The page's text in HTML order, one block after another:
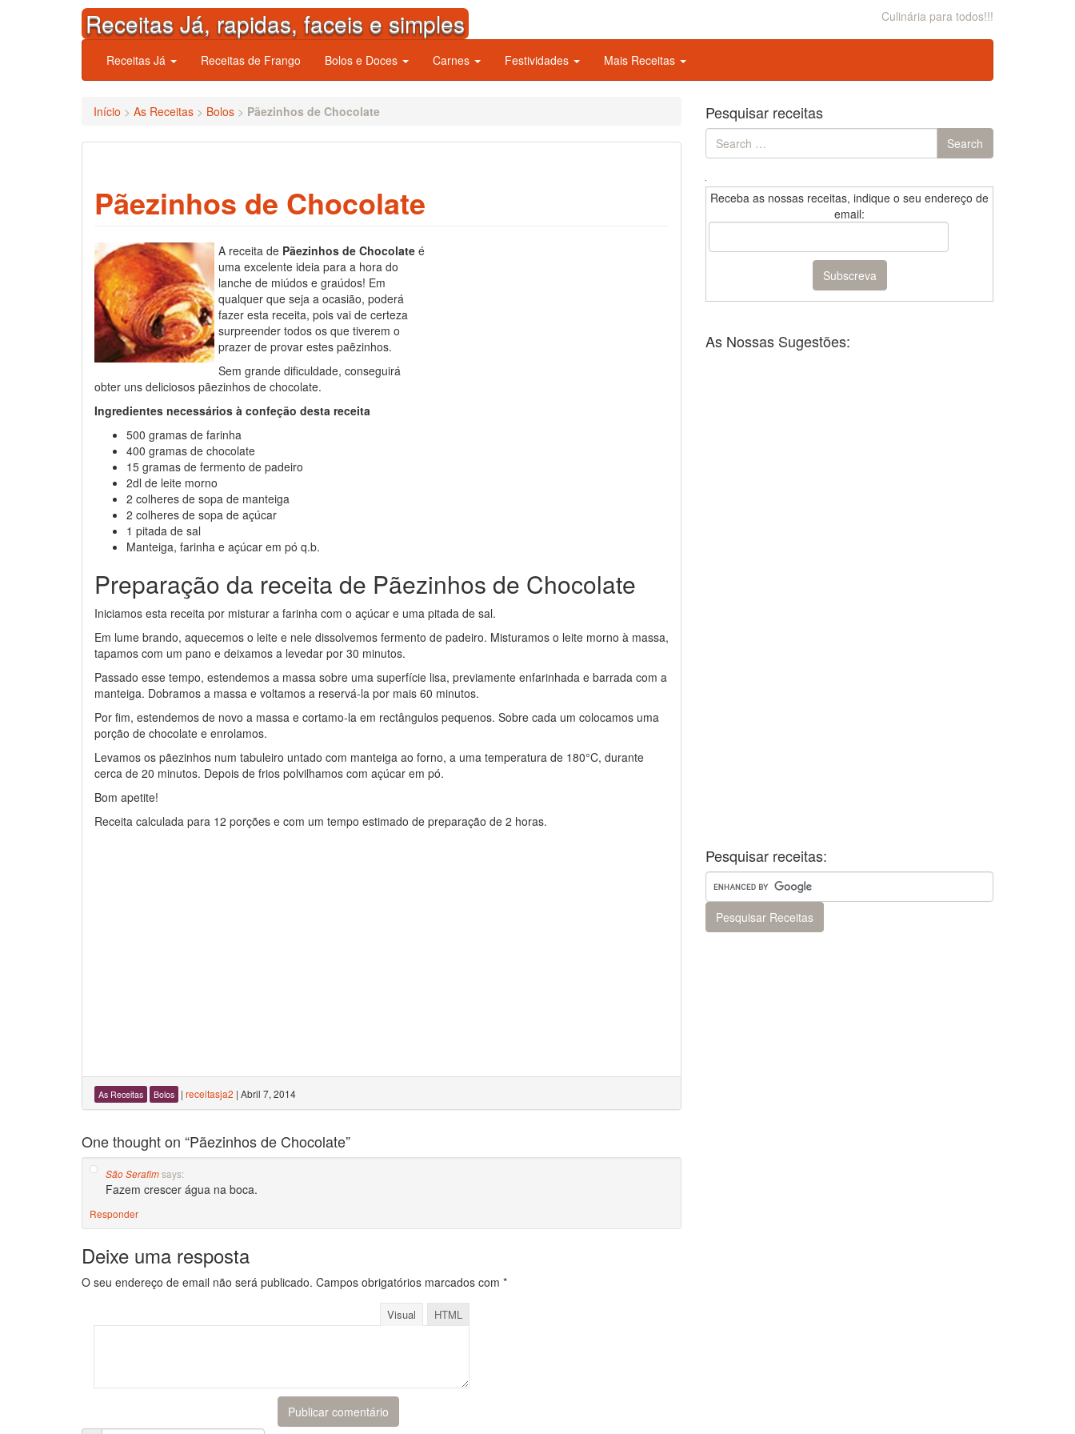
Receitas Já, rapidas, faceis e simples Culinária para todos!!!
Receitas Já Receitas de Frango Bolos e Doces Carnes Festividades Mais Receitas
Início > As Receitas > Bolos > Pãezinhos de Chocolate
Pãezinhos de Chocolate
A receita de Pãezinhos de Chocolate é
uma excelente ideia para a hora do
lanche de miúdos e graúdos! Em
qualquer que seja a ocasião, poderá
fazer esta receita, pois vai de certeza
surpreender todos os que tiverem o
prazer de provar estes paẽzinhos.
Sem grande dificuldade, conseguirá
obter uns deliciosos pãezinhos de chocolate.
Ingredientes necessários à confeção desta receita
500 gramas de farinha
400 gramas de chocolate
15 gramas de fermento de padeiro
2dl de leite morno
2 colheres de sopa de manteiga
2 colheres de sopa de açúcar
1 pitada de sal
Manteiga, farinha e açúcar em pó q.b.
Preparação da receita de Pãezinhos de Chocolate
Iniciamos esta receita por misturar a farinha com o açúcar e uma pitada de sal.
Em lume brando, aquecemos o leite e nele dissolvemos fermento de padeiro. Misturamos o leite morno à massa,
tapamos com um pano e deixamos a levedar por 30 minutos.
Passado esse tempo, estendemos a massa sobre uma superfície lisa, previamente enfarinhada e barrada com a
manteiga. Dobramos a massa e voltamos a reservá-la por mais 60 minutos.
Por fim, estendemos de novo a massa e cortamo-la em rectângulos pequenos. Sobre cada um colocamos uma
porção de chocolate e enrolamos.
Levamos os pãezinhos num tabuleiro untado com manteiga ao forno, a uma temperatura de 180°C, durante
cerca de 20 minutos. Depois de frios polvilhamos com açúcar em pó.
Bom apetite!
Receita calculada para 12 porções e com um tempo estimado de preparação de 2 horas.
As Receitas Bolos | receitasja2 | Abril 7, 2014
One thought on “Pãezinhos de Chocolate”
São Serafimsays:
Fazem crescer água na boca.
Responder
Deixe uma resposta
O seu endereço de email não será publicado. Campos obrigatórios marcados com *
Visual HTML
Pesquisar receitas
Search
for:
Search
Receba as nossas receitas, indique o seu endereço de
email:
As Nossas Sugestões:
Pesquisar receitas: